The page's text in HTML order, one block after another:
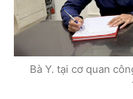
Bà Y. tại cơ quan